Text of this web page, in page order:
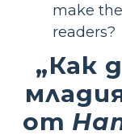
make
readers?
„Как
от